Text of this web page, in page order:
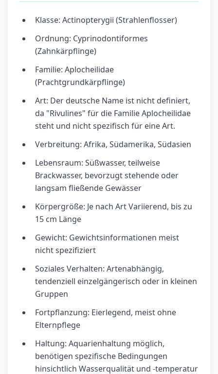
Klasse: Actinopterygii (Strahlenflosser)
Ordnung: Cyprinodontiformes
(Zahnkärpflinge)
Familie: Aplocheilidae
(Prachtgrundkärpflinge)
Art: Der deutsche Name ist nicht definiert,
da "Rivulines" für die Familie Aplocheilidae
steht und nicht spezifisch für eine Art.
Verbreitung: Afrika, Südamerika, Südasien
Lebensraum: Süßwasser, teilweise
Brackwasser, bevorzugt stehende oder
langsam fließende Gewässer
Körpergröße: Je nach Art Variierend, bis zu
15 cm Länge
Gewicht: Gewichtsinformationen meist
nicht spezifiziert
Soziales Verhalten: Artenabhängig,
tendenziell einzelgängerisch oder in kleinen
Gruppen
Fortpflanzung: Eierlegend, meist ohne
Elternpflege
Haltung: Aquarienhaltung möglich,
benötigen spezifische Bedingungen
hinsichtlich Wasserqualität und -temperatur